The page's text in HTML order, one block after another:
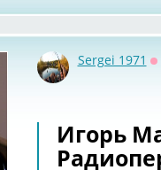
Sergei 1971
Игорь